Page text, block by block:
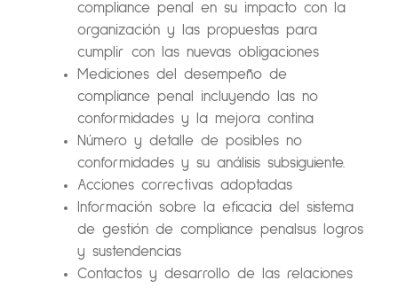
compliance penal en su impacto con la
organización y las propuestas para
cumplir con las nuevas obligaciones
Mediciones del desempeño de
compliance penal incluyendo las no
conformidades y la mejora contina
Número y detalle de posibles no
conformidades y su análisis subsiguiente.
Acciones correctivas adoptadas
Información sobre la eficacia del sistema
de gestión de compliance penalsus logros
y sustendencias
Contactos y desarrollo de las relaciones